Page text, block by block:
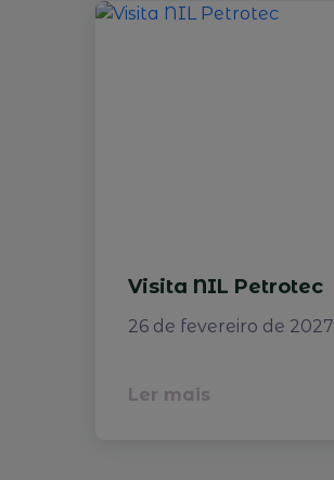
Visita NIL Petrotec
26 de fevereiro de 2027
Ler mais